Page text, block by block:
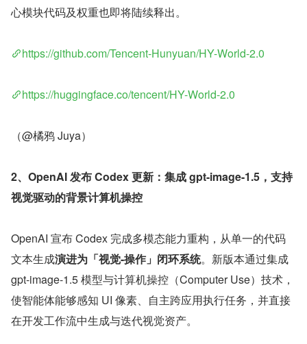
心模块代码及权重也即将陆续释出。
https://github.com/Tencent-Hunyuan/HY-World-2.0
https://huggingface.co/tencent/HY-World-2.0
（@橘鸦 Juya）
2、OpenAI 发布 Codex 更新：集成 gpt-image-1.5，支持
视觉驱动的背景计算机操控
OpenAI 宣布 Codex 完成多模态能力重构，从单一的代码
文本生成演进为「视觉-操作」闭环系统。新版本通过集成
gpt-image-1.5 模型与计算机操控（Computer Use）技术，
使智能体能够感知 UI 像素、自主跨应用执行任务，并直接
在开发工作流中生成与迭代视觉资产。